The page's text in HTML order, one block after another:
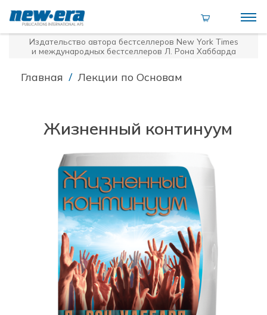
Издательство автора бестселлеров New York Times
и международных бестселлеров Л. Рона Хаббарда
Главная / Лекции по Основам
Жизненный континуум